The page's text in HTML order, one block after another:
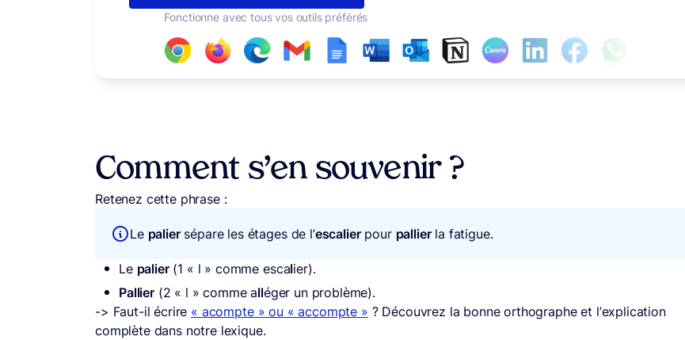
Fonctionne avec tous vos outils préférés
Comment s’en souvenir ?
Retenez cette phrase :
Le paliersépare les étages de l’escalierpour pallierla fatigue.
Le palier(1 « l » comme escalier).
Pallier(2 « l » comme alléger un problème).
-> Faut-il écrire « acompte » ou « accompte » ? Découvrez la bonne orthographe et l’explication
complète dans notre lexique.